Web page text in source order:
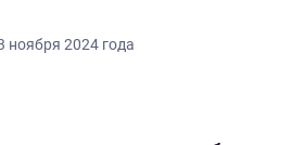
ноября 2024 года